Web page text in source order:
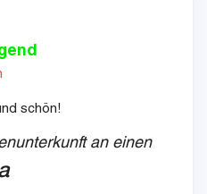
schön!
an einen